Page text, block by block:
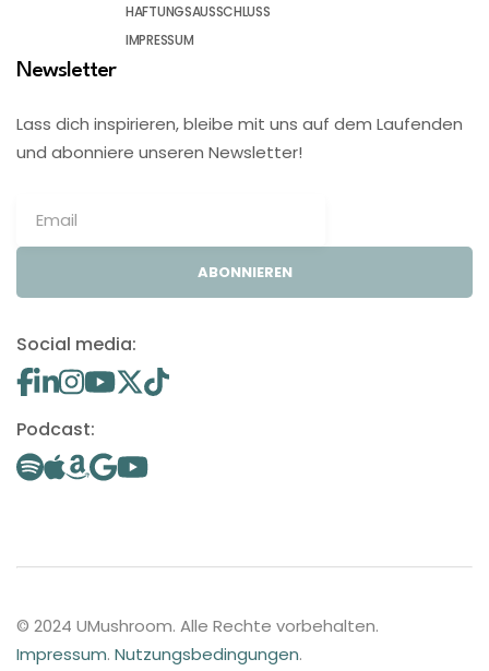
HAFTUNGSAUSSCHLUSS
IMPRESSUM
Newsletter
Lass dich inspirieren, bleibe mit uns auf dem Laufenden
und abonniere unseren Newsletter!
ABONNIEREN
Social media:
Podcast:
© 2024 UMushroom. Alle Rechte vorbehalten.
Impressum. Nutzungsbedingungen.